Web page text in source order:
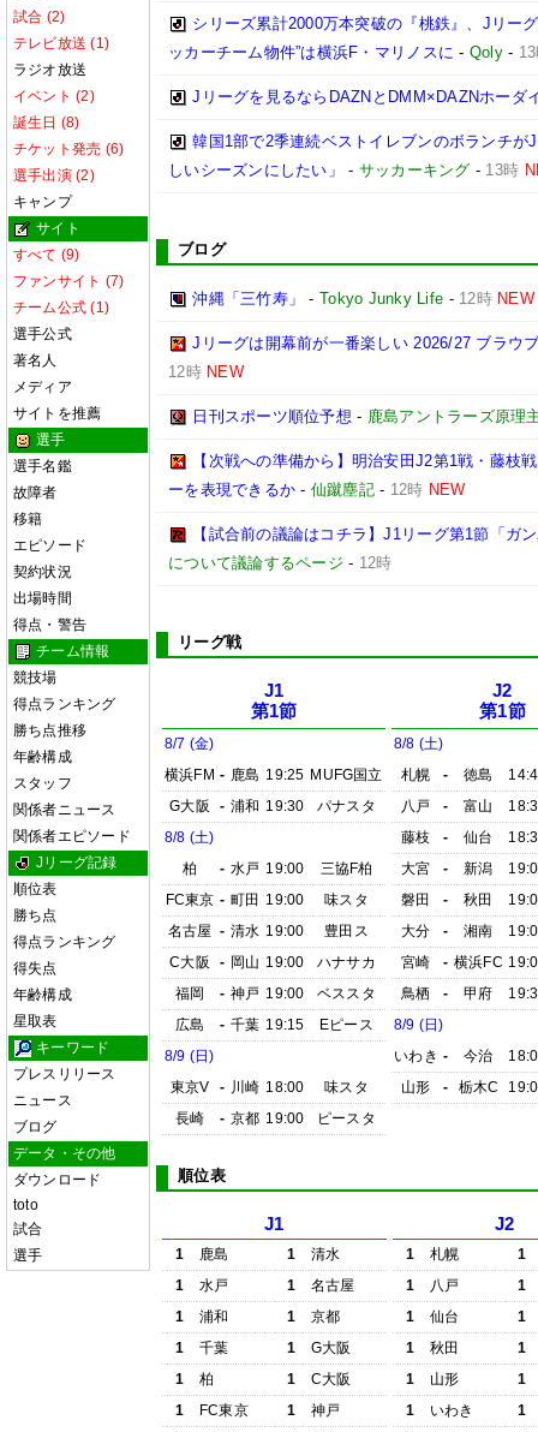
試合 (2)
テレビ放送 (1)
ラジオ放送
イベント (2)
誕生日 (8)
チケット発売 (6)
選手出演 (2)
キャンプ
サイト
すべて (9)
ファンサイト (7)
チーム公式 (1)
選手公式
著名人
メディア
サイトを推薦
選手
選手名鑑
故障者
移籍
エピソード
契約状況
出場時間
得点・警告
チーム情報
競技場
得点ランキング
勝ち点推移
年齢構成
スタッフ
関係者ニュース
関係者エピソード
Jリーグ記録
順位表
勝ち点
得点ランキング
得失点
年齢構成
星取表
キーワード
プレスリリース
ニュース
ブログ
データ・その他
ダウンロード
toto
試合
選手
シリーズ累計2000万本突破の『桃鉄』、Jリー
ッカーチーム物件”は横浜F・マリノスに - Qoly-
Jリーグを見るならDAZNとDMM×DAZNホーダ
韓国1部で2季連続ベストイレブンのボランチ
しいシーズンにしたい」
- サッカーキング - 13時
ブログ
沖縄「三竹寿」 - Tokyo Junky Life - 12時 NEW
Jリーグは開幕前が一番楽しい 2026/27 ブラウ
12時 NEW
日刊スポーツ順位予想 - 鹿島アントラーズ原理
【次戦への準備から】明治安田J2第1戦・藤枝
ーを表現できるか - 仙蹴塵記 - 12時 NEW
【試合前の議論はコチラ】J1リーグ第1節「ガ
について議論するページ - 12時
リーグ戦
J1
第1節
8/7 (金)
横浜FM - 鹿島 19:25 MUFG国立
G大阪
- 浦和 19:30
パナスタ
8/8 (土)
柏
- 水戸 19:00
三協F柏
FC東京 - 町田 19:00
味スタ
名古屋 - 清水 19:00
豊田ス
C大阪
- 岡山 19:00
ハナサカ
福岡
- 神戸 19:00
ベススタ
広島
- 千葉 19:15
Eピース
8/9 (日)
東京V
- 川崎 18:00
味スタ
長崎
- 京都 19:00 ピースタ
J2
第1節
8/8 (土)
札幌
- 徳島
八戸
- 富山
藤枝
- 仙台
大宮
- 新潟
磐田
- 秋田
大分
- 湘南
宮崎
- 横浜FC
鳥栖
- 甲府
8/9 (日)
いわき - 今治
山形
- 栃木C
順位表
J1
1 鹿島 1
清水
1
水戸 1
名古屋
1
浦和 1
京都
1
千葉 1
G大阪
1
柏 1
C大阪
1
FC東京 1
神戸
J2
1 札幌
1
1
八戸
1
1
仙台
1
1
秋田
1
1
山形
1
1
いわき
1